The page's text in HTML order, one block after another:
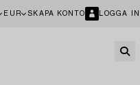
EUR SKAPA KONTO LOGGA IN